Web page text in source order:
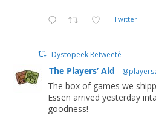
Twitter
Dystopeek Retweeté
The Players’ Aid
The box of games we
Essen arrived yesterday
goodness!